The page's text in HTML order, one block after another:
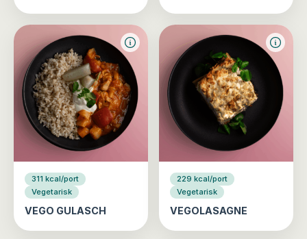
311 kcal/port
Vegetarisk
VEGO GULASCH
229 kcal/port
Vegetarisk
VEGOLASAGNE